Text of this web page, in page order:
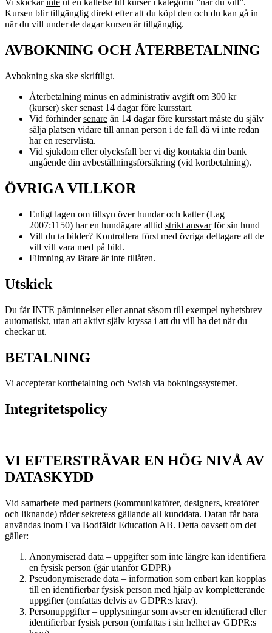
Vi skickarinte ut en kallelse till kurser i kategorin ”när du vill”.
Kursen blir tillgänglig direkt efter att du köpt den och du kan gå in
när du vill under de dagar kursen är tillgänglig.
AVBOKNING OCH ÅTERBETALNING
Avbokning ska ske skriftligt.
Återbetalning minus en administrativ avgift om 300 kr
(kurser) sker senast 14 dagar före kursstart.
Vid förhindersenare än 14 dagar före kursstart måste du själv
sälja platsen vidare till annan person i de fall då vi inte redan
har en reservlista.
Vid sjukdom eller olycksfall ber vi dig kontakta din bank
angående din avbeställningsförsäkring (vid kortbetalning).
ÖVRIGA VILLKOR
Enligt lagen om tillsyn över hundar och katter (Lag
2007:1150) har en hundägare alltid strikt ansvarför sin hund
Vill du ta bilder? Kontrollera först med övriga deltagare att de
vill vill vara med på bild.
Filmning av lärare är inte tillåten.
Utskick
Du får INTE påminnelser eller annat såsom till exempel nyhetsbrev
automatiskt, utan att aktivt själv kryssa i att du vill ha det när du
checkar ut.
BETALNING
Vi accepterar kortbetalning och Swish via bokningssystemet.
Integritetspolicy
VI EFTERSTRÄVAR EN HÖG NIVÅ AV
DATASKYDD
Vid samarbete med partners (kommunikatörer, designers, kreatörer
och liknande) råder sekretess gällande all kunddata. Datan får bara
användas inom Eva Bodfäldt Education AB. Detta oavsett om det
gäller:
Anonymiserad data – uppgifter som inte längre kan identifiera
en fysisk person (går utanför GDPR)
Pseudonymiserade data – information som enbart kan kopplas
till en identifierbar fysisk person med hjälp av kompletterande
uppgifter (omfattas delvis av GDPR:s krav).
Personuppgifter – upplysningar som avser en identifierad eller
identifierbar fysisk person (omfattas i sin helhet av GDPR:s